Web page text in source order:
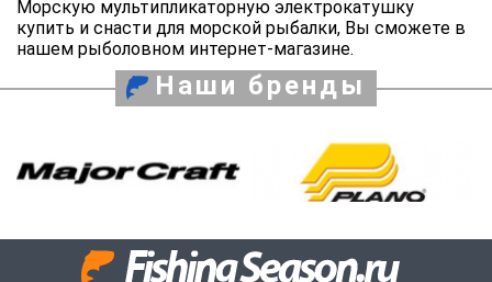
Морскую мультипликаторную электрокатушку
купить и снасти для морской рыбалки, Вы сможете в
нашем рыболовном интернет-магазине.
Наши бренды